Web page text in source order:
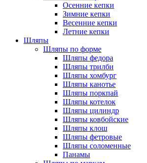
Осенние кепки
Зимние кепки
Весенние кепки
Летние кепки
Шляпы
Шляпы по форме
Шляпы федора
Шляпы трилби
Шляпы хомбург
Шляпы канотье
Шляпы поркпай
Шляпы котелок
Шляпы цилиндр
Шляпы ковбойские
Шляпы клош
Шляпы фетровые
Шляпы соломенные
Панамы